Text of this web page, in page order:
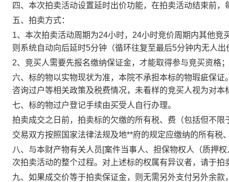
四、本次拍卖活动设置延时出价功能，在拍卖活动结束前，
五、拍卖方式：
1、本次拍卖活动周期为24小时， 24小时竞价周期内其他竞
则系统自动向后延时5分钟（循环往复至最后5分钟内无人出
2、竞买人需要先报名缴纳保证金，才能取得参与竞买资格
六、标的物以实物现状为准，本院不承担本标的物瑕疵保证
咨询过户等相关政策及税费情况，未看样的竞买人视为对
七、标的物过户登记手续由买受人自行办理。
拍卖成交之日前，拍卖标的欠缴的所有税、费（包括但不
交易双方按照国家法律法规及地**府的规定应缴纳的所有税
八、与本财产物有关人员 [案件当事人、担保物权人（质押
次拍卖活动的整个过程。对上述标的权属有异议者，请于拍
九、如果成交价等于拍卖保证金，则无需另外支付另外余